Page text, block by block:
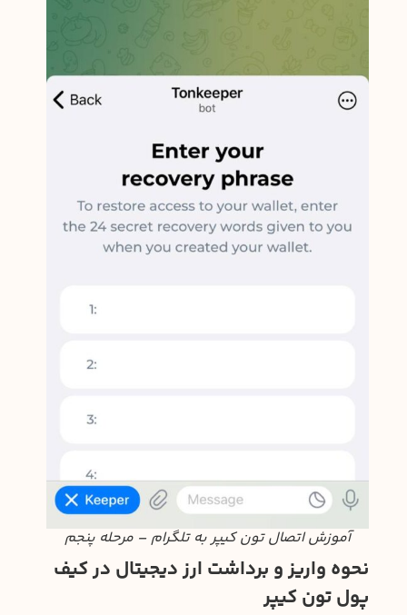
آموزش اتصال تون کیپر به تلگرام – مرحله پنجم
نحوه واریز و برداشت ارز دیجیتال در کیف
پول تون کیپر